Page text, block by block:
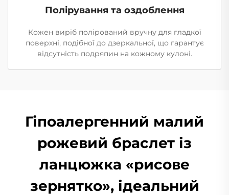
Полірування та оздоблення
Кожен виріб полірований вручну для гладкої
поверхні, подібної до дзеркальної, що гарантує
відсутність подряпин на кожному кулоні.
Гіпоалергенний малий
рожевий браслет із
ланцюжка «рисове
зернятко», ідеальний